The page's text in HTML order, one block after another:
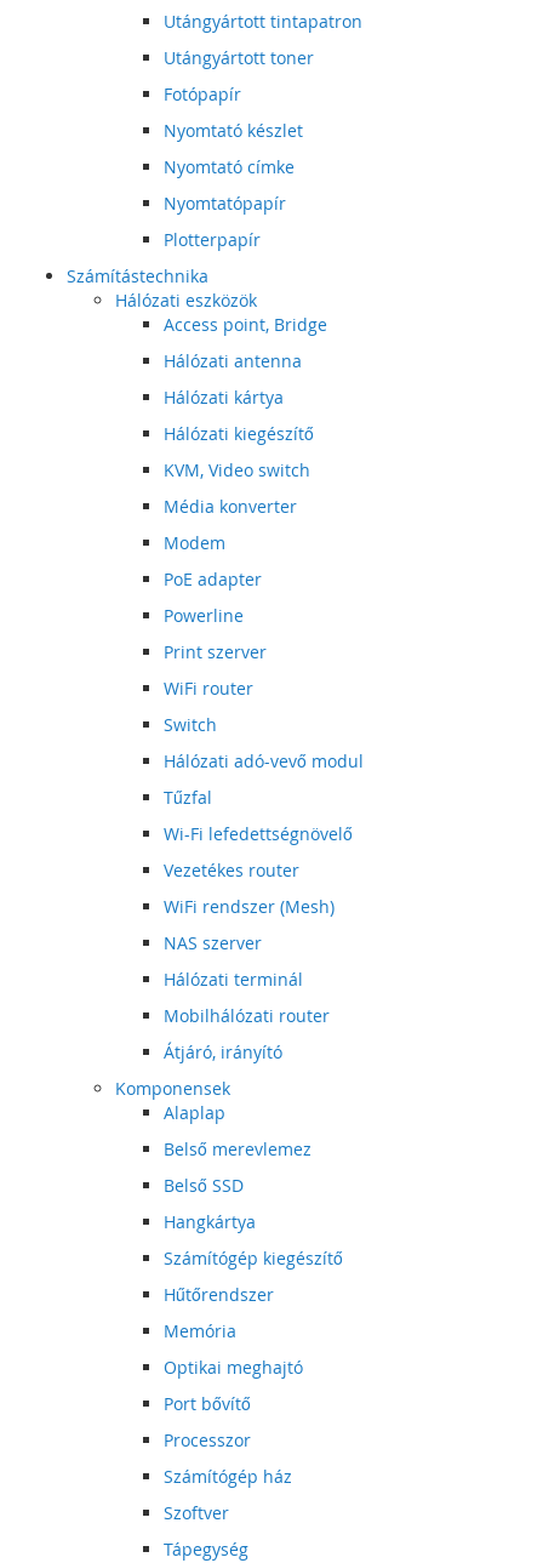
Utángyártott tintapatron
Utángyártott toner
Fotópapír
Nyomtató készlet
Nyomtató címke
Nyomtatópapír
Plotterpapír
Számítástechnika
Hálózati eszközök
Access point, Bridge
Hálózati antenna
Hálózati kártya
Hálózati kiegészítő
KVM, Video switch
Média konverter
Modem
PoE adapter
Powerline
Print szerver
WiFi router
Switch
Hálózati adó-vevő modul
Tűzfal
Wi-Fi lefedettségnövelő
Vezetékes router
WiFi rendszer (Mesh)
NAS szerver
Hálózati terminál
Mobilhálózati router
Átjáró, irányító
Komponensek
Alaplap
Belső merevlemez
Belső SSD
Hangkártya
Számítógép kiegészítő
Hűtőrendszer
Memória
Optikai meghajtó
Port bővítő
Processzor
Számítógép ház
Szoftver
Tápegység